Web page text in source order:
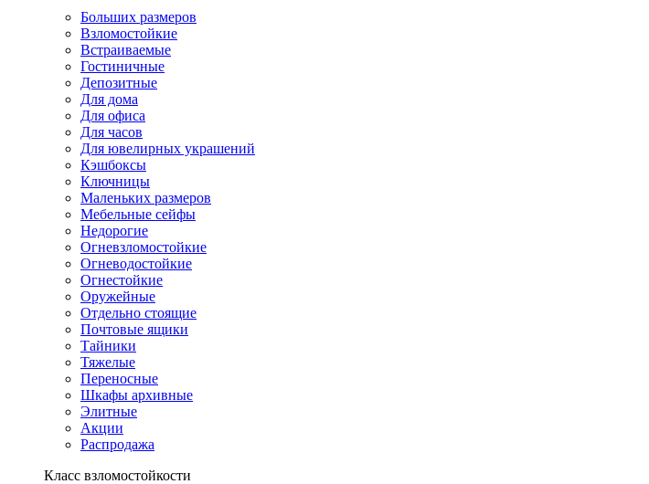
Больших размеров
Взломостойкие
Встраиваемые
Гостиничные
Депозитные
Для дома
Для офиса
Для часов
Для ювелирных украшений
Кэшбоксы
Ключницы
Маленьких размеров
Мебельные сейфы
Недорогие
Огневзломостойкие
Огневодостойкие
Огнестойкие
Оружейные
Отдельно стоящие
Почтовые ящики
Тайники
Тяжелые
Переносные
Шкафы архивные
Элитные
Акции
Распродажа
Класс взломостойкости